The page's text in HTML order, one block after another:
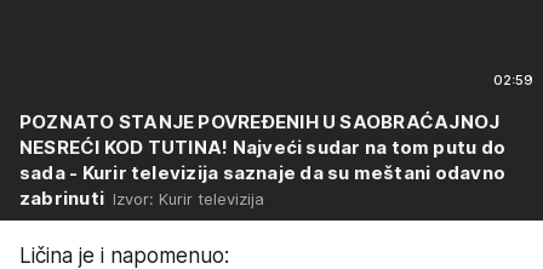
02:59
POZNATO STANJE POVREĐENIH U SAOBRAĆAJNOJ
NESREĆI KOD TUTINA! Najveći sudar na tom putu do
sada - Kurir televizija saznaje da su meštani odavno
zabrinuti Izvor: Kurir televizija
Ličina je i napomenuo: